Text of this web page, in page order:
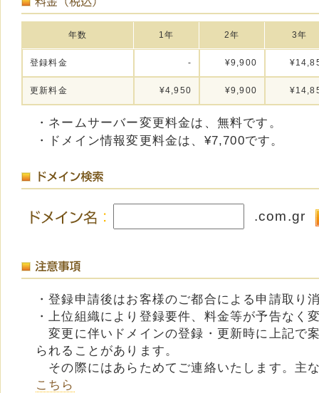
年数 1年 2年 3年
登録料金 - ¥9,900
更新料金 ¥4,950 ¥9,900
・ネームサーバー変更料金は、無料です。
・ドメイン情報変更料金は、¥7,700です。
.com.gr
・登録申請後はお客様のご都合による申請取り
・上位組織により登録要件、料金等が予告なく
変更に伴いドメインの登録・更新時に上記で
られることがあります。
その際にはあらためてご連絡いたします。主
こちら